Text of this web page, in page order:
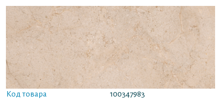
Код товара 100347983